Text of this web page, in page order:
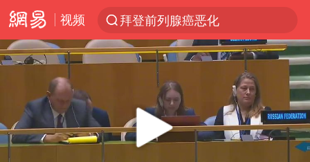
视频
拜登前列腺癌恶化
跨界融合拉长夏日经济消费链条
“白海豚”逼近浙闽沿海
“伊斯兰版北约”出现
外国游客的“中国游三件套”火了
上海大部迎大暴雨